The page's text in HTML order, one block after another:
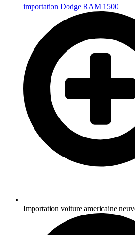
importation Dodge RAM 1500
Importation voiture americaine